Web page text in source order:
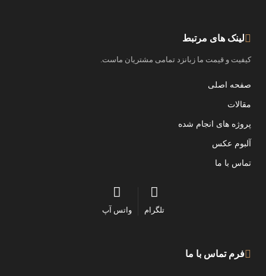
لینک های مرتبط
کیفیت و قیمت ما زبانزد تمامی مشتریان ماست.
صفحه اصلی
مقالات
پروژه های انجام شده
آلبوم عکس
تماس با ما
تلگرام واتس آپ
فرم تماس با ما